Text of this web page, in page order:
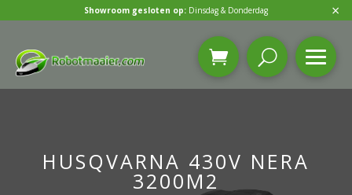
HUSQVARNA 430V NERA
3200M2
Showroom gesloten op: Dinsdag & Donderdag ×